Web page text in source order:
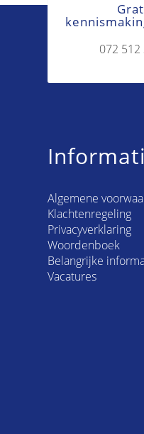
072 512
Algemene
Klachtenregeling
Privacyverklaring
Woordenboek
Belangrijke
Vacatures